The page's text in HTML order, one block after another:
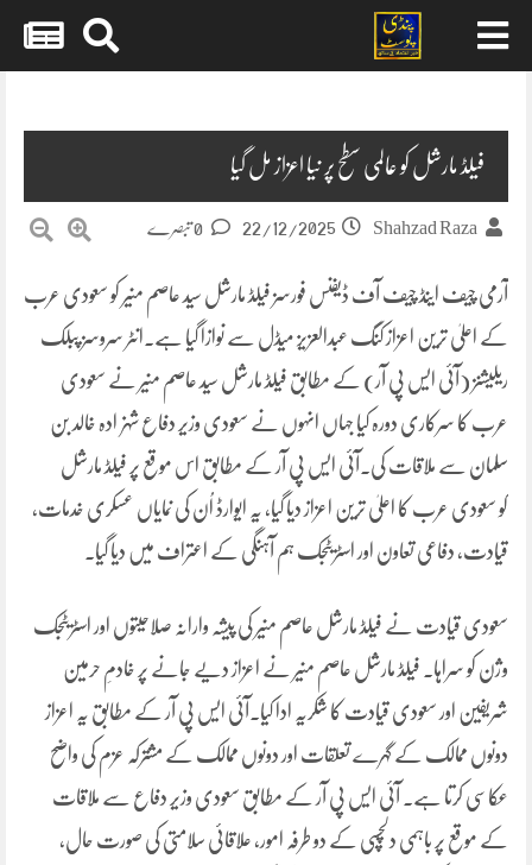
فیلڈ مارشل کو عالمی سطح پر نیا اعزاز مل گیا
Shahzad Raza
22/12/2025
آرمی چیف اینڈ چیف آف ڈیفنس فورسز فیلڈ مارشل سید عاصم منیر کو سعودی عرب
کے اعلیٰ ترین اعزاز کنگ عبدالعزیز میڈل سے نوازا گیا ہے۔انٹر سروسز پبلک
ریلیشنز (آئی ایس پی آر) کے مطابق فیلڈ مارشل سید عاصم منیر نے سعودی
عرب کا سرکاری دورہ کیا جہاں انہوں نے سعودی وزیر دفاع شہزادہ خالد بن
سلمان سے ملاقات کی۔آئی ایس پی آر کے مطابق اس موقع پر فیلڈ مارشل
کو سعودی عرب کا اعلیٰ ترین اعزاز دیا گیا، یہ ایوارڈ اُن کی نمایاں عسکری خدمات،
قیادت، دفاعی تعاون اور اسٹریٹجک ہم آہنگی کے اعتراف میں دیا گیا۔
سعودی قیادت نے فیلڈ مارشل عاصم منیر کی پیشہ وارانہ صلاحیتوں اور اسٹریٹجک
وژن کو سراہا۔ فیلڈ مارشل عاصم منیر نے اعزاز دیے جانے پر خادمِ حرمین
شریفین اور سعودی قیادت کا شکریہ ادا کیا۔آئی ایس پی آر کے مطابق یہ اعزاز
دونوں ممالک کے گہرے تعلقات اور دونوں ممالک کے مشترکہ عزم کی واضح
عکاسی کرتا ہے۔ آئی ایس پی آر کے مطابق سعودی وزیر دفاع سے ملاقات
کے موقع پر باہمی دلچسپی کے دو طرفہ امور، علاقائی سلامتی کی صورت حال،